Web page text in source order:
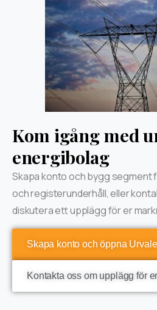
Kom igång med
energibolag
Skapa konto och bygg segment
och registerunderhåll, eller
diskutera ett upplägg för er
Skapa konto och öppna
Kontakta oss om upplägg för